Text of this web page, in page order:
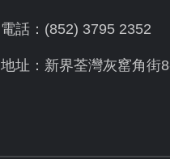
電話：(852) 3795 2352
地址：新界荃灣灰窰角街